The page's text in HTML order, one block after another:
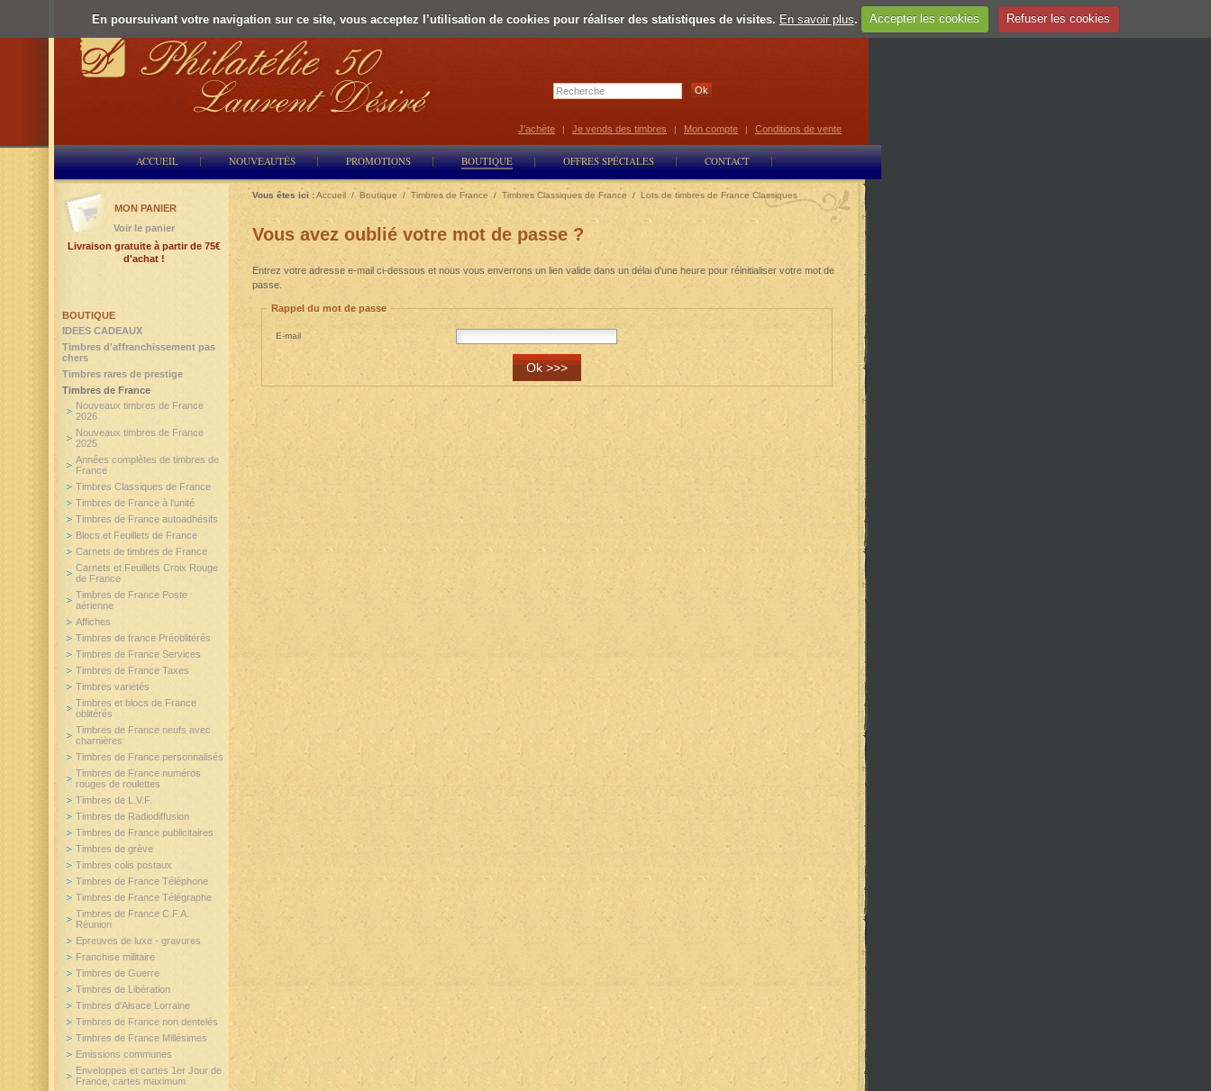
En poursuivant votre navigation sur ce site, vous acceptez l’utilisation de cookies pour réaliser des statistiques de visites. En savoir plus. Accepter les cookies Refuser les cookies
Select Language ▼
ACCUEIL NOUVEAUTÉS PROMOTIONS BOUTIQUE OFFRES SPÉCIALES CONTACT
J'achète | Je vends des timbres | Mon compte | Conditions de vente
Vous êtes ici :Accueil / Boutique /Timbres de France / Timbres Classiques de France / Lots de timbres de France Classiques
Vous avez oublié votre mot de passe ?
Entrez votre adresse e-mail ci-dessous et nous vous enverrons un lien valide dans un délai d'une heure pour réinitialiser votre mot de
passe.
Rappel du mot de passe
E-mail
BOUTIQUE
IDEES CADEAUX
Timbres d'affranchissement pas
chers
Timbres rares de prestige
Timbres de France
Nouveaux timbres de France
2026
Nouveaux timbres de France
2025
Années complètes de timbres de
France
Timbres Classiques de France
Timbres de France à l'unité
Timbres de France autoadhésifs
Blocs et Feuillets de France
Carnets de timbres de France
Carnets et Feuillets Croix Rouge
de France
Timbres de France Poste
aérienne
Affiches
Timbres de france Préoblitérés
Timbres de France Services
Timbres de France Taxes
Timbres variétés
Timbres et blocs de France
oblitérés
Timbres de France neufs avec
charnières
Timbres de France personnalisés
Timbres de France numéros
rouges de roulettes
Timbres de L.V.F.
Timbres de Radiodiffusion
Timbres de France publicitaires
Timbres de grève
Timbres colis postaux
Timbres de France Téléphone
Timbres de France Télégraphe
Timbres de France C.F.A.
Réunion
Epreuves de luxe - gravures
Franchise militaire
Timbres de Guerre
Timbres de Libération
Timbres d'Alsace Lorraine
Timbres de France non dentelés
Timbres de France Millésimes
Emissions communes
Enveloppes et cartes 1er Jour de
France, cartes maximum
MON PANIER
Voir le panier
Livraison gratuite à partir de 75€
d'achat !